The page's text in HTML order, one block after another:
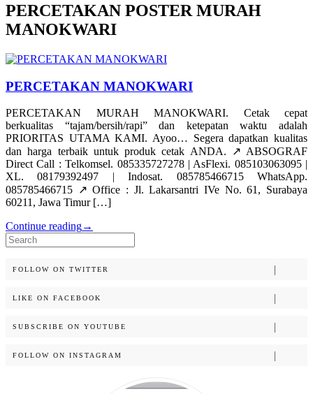
PERCETAKAN POSTER MURAH
MANOKWARI
PERCETAKAN MANOKWARI
PERCETAKAN MURAH MANOKWARI. Cetak cepat
berkualitas “tajam/bersih/rapi” dan ketepatan waktu adalah
PRIORITAS UTAMA KAMI. Ayoo… Segera dapatkan kualitas
dan harga terbaik untuk produk cetak ANDA. ↗️ ABSOGRAF
Direct Call : Telkomsel. 085335727278 | AsFlexi. 085103063095 |
XL. 08179392497 | Indosat. 085785466715 WhatsApp.
085785466715 ↗️ Office : Jl. Lakarsantri IVe No. 61, Surabaya
60211, Jawa Timur […]
Continue reading→
Search
for:
FOLLOW ON TWITTER
LIKE ON FACEBOOK
SUBSCRIBE ON YOUTUBE
FOLLOW ON INSTAGRAM